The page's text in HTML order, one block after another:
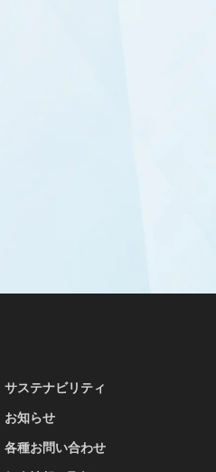
サステナビリティ
お知らせ
各種お問い合わせ